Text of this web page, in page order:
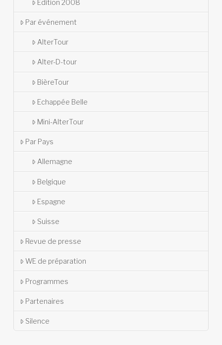
Edition 2008
Par événement
AlterTour
Alter-D-tour
BièreTour
Echappée Belle
Mini-AlterTour
Par Pays
Allemagne
Belgique
Espagne
Suisse
Revue de presse
WE de préparation
Programmes
Partenaires
Silence